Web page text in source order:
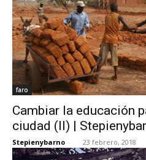
faro
Cambiar la educación
ciudad (II) |
Stepienybarno - 23 febrero, 2018